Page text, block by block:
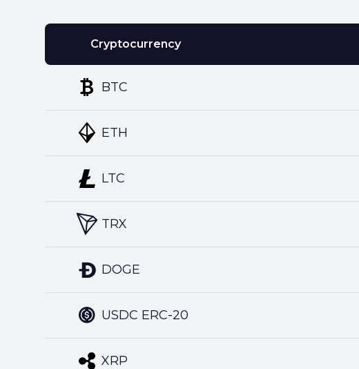
Cryptocurrency
BTC
ETH
LTC
TRX
DOGE
USDC ERC-20
XRP